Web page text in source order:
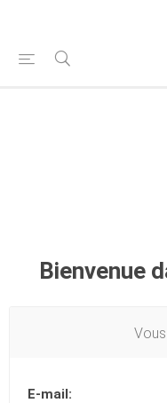
Bienvenue
E-mail: